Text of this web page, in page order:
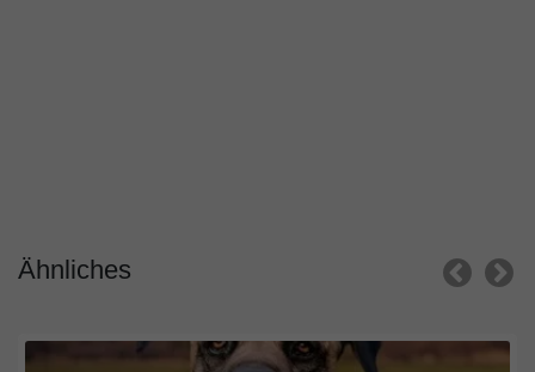
Ähnliches